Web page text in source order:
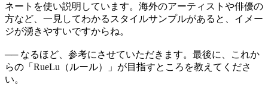
ネートを使い説明しています。海外のアーティストや俳優の
方など、一見してわかるスタイルサンプルがあると、イメー
ジが湧きやすいですからね。
── なるほど、参考にさせていただきます。最後に、これか
らの「RueLu（ルール）」が目指すところを教えてくださ
い。